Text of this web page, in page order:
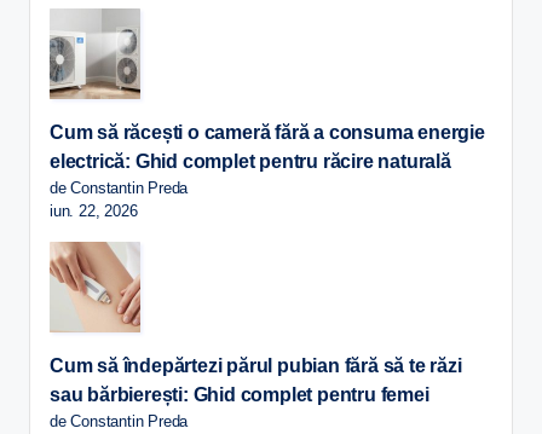
Cum să răcești o cameră fără a consuma energie
electrică: Ghid complet pentru răcire naturală
de Constantin Preda
iun. 22, 2026
Cum să îndepărtezi părul pubian fără să te răzi
sau bărbierești: Ghid complet pentru femei
de Constantin Preda